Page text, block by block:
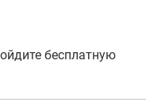
бесплатную